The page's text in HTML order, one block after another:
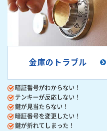
金庫のトラブル
暗証番号がわからない！
テンキーが反応しない！
鍵が見当たらない！
暗証番号を変更したい！
鍵が折れてしまった！